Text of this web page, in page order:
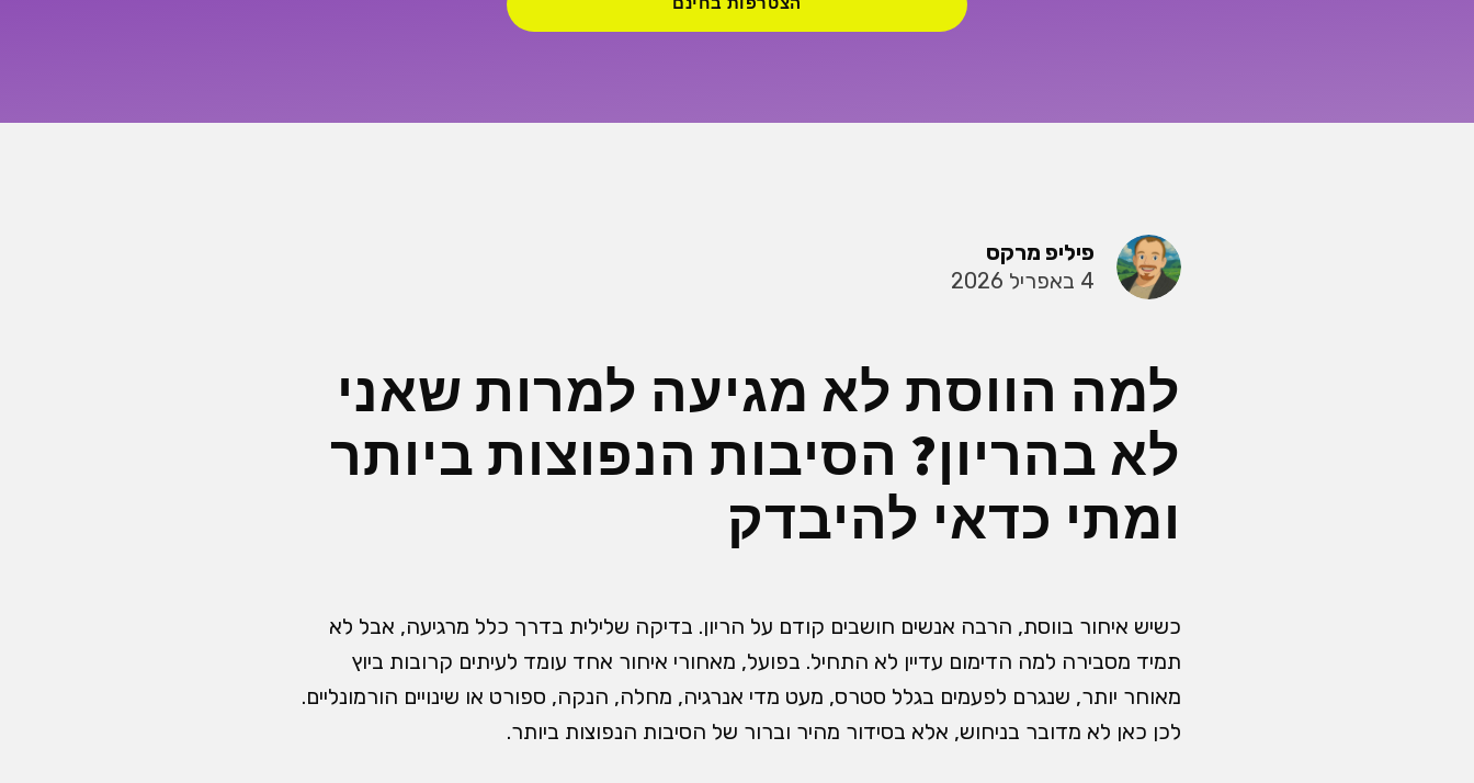
פיליפ מרקס
4 באפריל 2026
למה הווסת לא מגיעה למרות שאני
לא בהריון? הסיבות הנפוצות ביותר
ומתי כדאי להיבדק
כשיש איחור בווסת, הרבה אנשים חושבים קודם על הריון. בדיקה שלילית בדרך כלל מרגיעה, אבל לא
תמיד מסבירה למה הדימום עדיין לא התחיל. בפועל, מאחורי איחור אחד עומד לעיתים קרובות ביוץ
מאוחר יותר, שנגרם לפעמים בגלל סטרס, מעט מדי אנרגיה, מחלה, הנקה, ספורט או שינויים הורמונליים.
לכן כאן לא מדובר בניחוש, אלא בסידור מהיר וברור של הסיבות הנפוצות ביותר.